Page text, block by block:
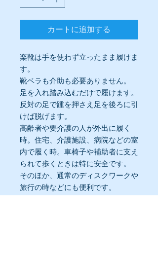
カートに追加する
楽靴は手を使わず立ったまま履けま
す。
靴ベラも介助も必要ありません。​
足を入れ踏み込むだけで履けます。
​反対の足で踵を押さえ足を後ろに引
けば脱げます。
高齢者や要介護の人が外出に履く
時。住宅、介護施設、病院などの室
内で履く時。車椅子や補助者に支え
られて歩くときは特に安全です。​
​そのほか、通常のディスクワークや
旅行の時などにも便利です。